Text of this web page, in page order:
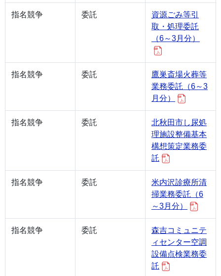
指名競争 委託
資源ごみ等引
取・処理委託
（6～3月分）
指名競争 委託
鷹巣斎場火葬等
業務委託（6～3
月分）
指名競争 委託
北秋田市し尿処
理施設整備基本
構想策定業務委
託
指名競争 委託
米内沢診療所清
掃業務委託（6
～3月分）
指名競争 委託
森吉コミュニテ
ィセンター空調
設備点検業務委
託